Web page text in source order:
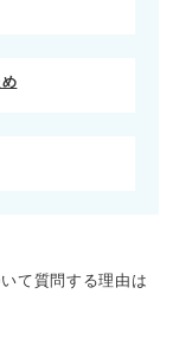
て質問する理由は